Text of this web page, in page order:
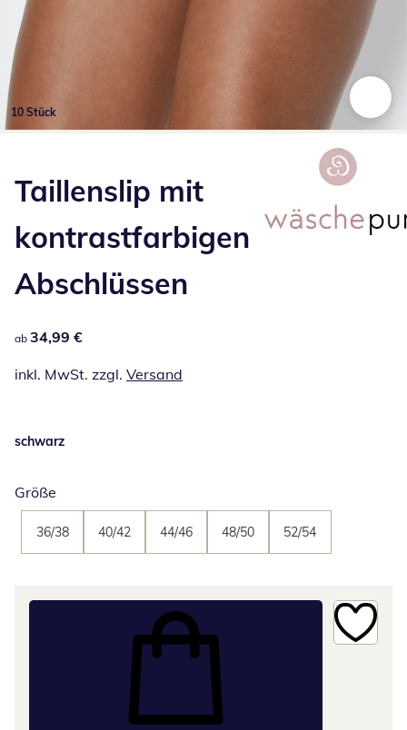
10 Stück
Taillenslip mit
kontrastfarbigen
Abschlüssen
34,99 €
ab 34,99 €
inkl. MwSt. zzgl. Versand
schwarz
Größe
36/38 40/42 44/46 48/50 52/54